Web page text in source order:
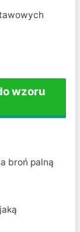
wzoru
broń palną